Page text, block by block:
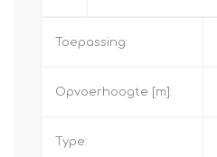
Toepassing:
Opvoerhoogte [m]:
Type: